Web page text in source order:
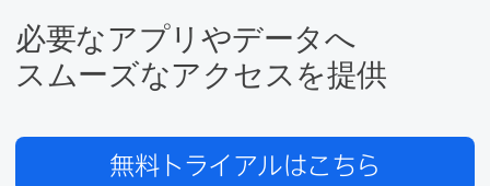
必要な​アプリや​データへ​
スムーズな​アクセスを​提供
無料トライアルは​こちら